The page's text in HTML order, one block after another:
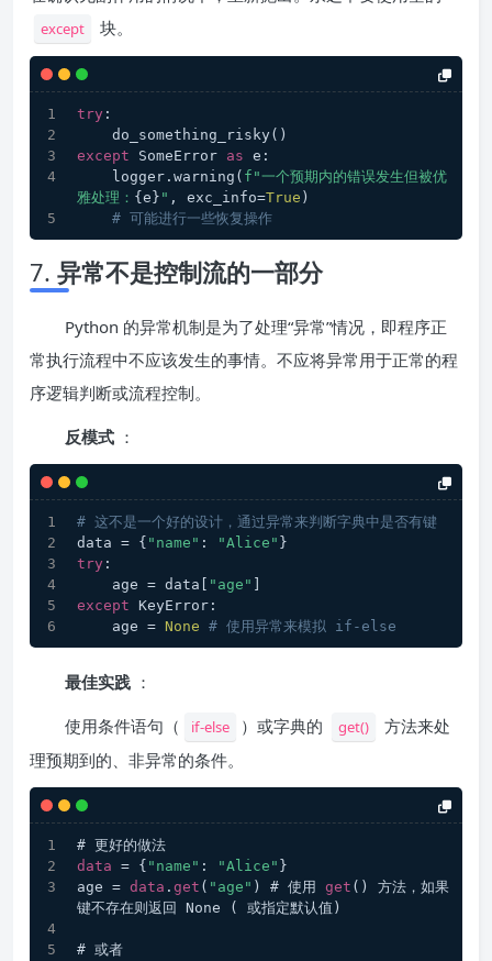
except 块。
try :
    do_something_risky()
except SomeError as e:
    logger.warning(
f"一个预期内的错误发生但被优
雅处理： {e} " , exc_info=True )
# 可能进行一些恢复操作
7. 异常不是控制流的一部分
Python 的异常机制是为了处理“异常”情况，即程序正
常执行流程中不应该发生的事情。不应将异常用于正常的程
序逻辑判断或流程控制。
反模式 ：
# 这不是一个好的设计，通过异常来判断字典中是否有键
data = { "name" : "Alice" }
try :
    age = data[
"age"
except KeyError:
    age =
None # 使用异常来模拟 if-else
最佳实践 ：
使用条件语句（
if-else ）或字典的 get()
方法来处
理预期到的、非异常的条件。
# 更好的做法
data = { "name" : "Alice" }
age = data . get ( "age" ) # 使用 get () 方法，如果
键不存在则返回 None ( 或指定默认值)
# 或者